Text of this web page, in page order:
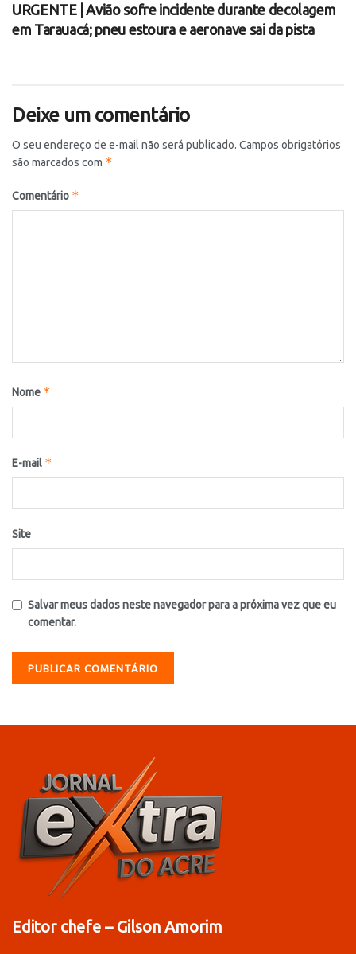
URGENTE | Avião sofre incidente durante decolagem
em Tarauacá; pneu estoura e aeronave sai da pista
Deixe um comentário
O seu endereço de e-mail não será publicado. Campos obrigatórios
são marcados com *
Comentário *
Nome *
E-mail *
Site
Salvar meus dados neste navegador para a próxima vez que eu
comentar.
Editor chefe – Gilson Amorim